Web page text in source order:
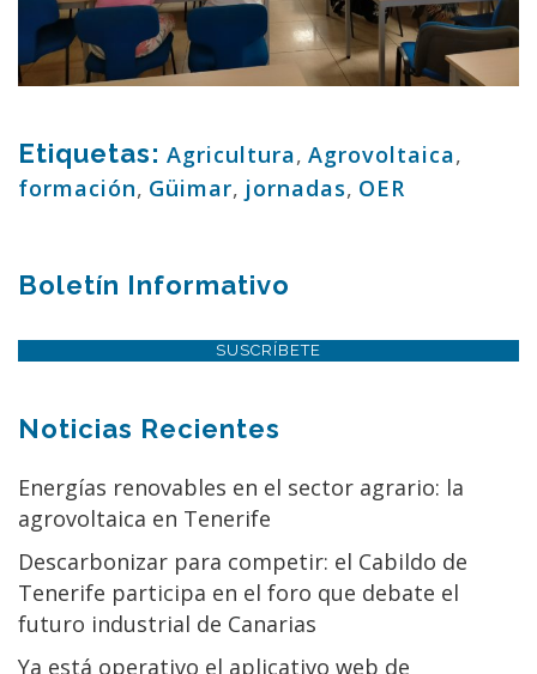
Etiquetas: Agricultura, Agrovoltaica,
formación, Güimar, jornadas, OER
Boletín Informativo
SUSCRÍBETE
Noticias Recientes
Energías renovables en el sector agrario: la
agrovoltaica en Tenerife
Descarbonizar para competir: el Cabildo de
Tenerife participa en el foro que debate el
futuro industrial de Canarias
Ya está operativo el aplicativo web de